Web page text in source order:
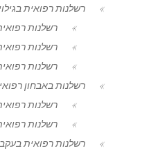
רשלנות רפואית
רשלנות
רשלנות
רשלנות
רשלנות באבחון רפואי
רשלנות
רשלנות
רשלנות רפואית